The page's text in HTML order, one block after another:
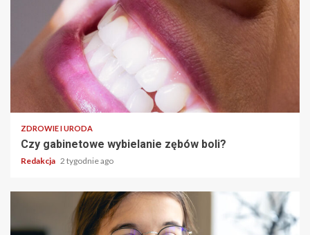
ZDROWIE I URODA
Czy gabinetowe wybielanie zębów boli?
Redakcja 2 tygodnie ago